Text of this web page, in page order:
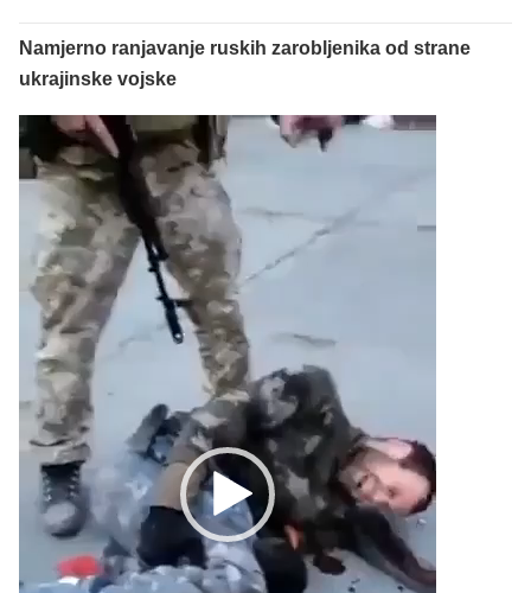
Namjerno ranjavanje ruskih zarobljenika od strane
ukrajinske vojske
Reproduktor
videozapisa